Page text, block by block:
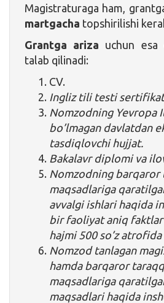
Magistraturaga ham,
martgacha topshirilishi
Grantga ariza uchun esa
talab qilinadi:
CV.
Ingliz tili testi
Nomzodning Yevropa
bo’lmagan davlatdan
tasdiqlovchi hujjat.
Bakalavr diplomi va
Nomzodning
maqsadlariga
avvalgi ishlari haqida
bir faoliyat aniq
hajmi 500 so’z atrofida
Nomzod tanlagan
hamda barqaror
maqsadlariga
maqsadlari haqida